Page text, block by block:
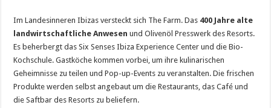
Im Landesinneren Ibizas versteckt sich The Farm. Das 400 Jahre alte
landwirtschaftliche Anwesen und Olivenöl Presswerk des Resorts.
Es beherbergt das Six Senses Ibiza Experience Center und die Bio-
Kochschule. Gastköche kommen vorbei, um ihre kulinarischen
Geheimnisse zu teilen und Pop-up-Events zu veranstalten. Die frischen
Produkte werden selbst angebaut um die Restaurants, das Café und
die Saftbar des Resorts zu beliefern.